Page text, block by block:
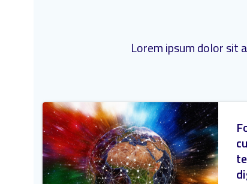
Lorem ipsum dolor sit